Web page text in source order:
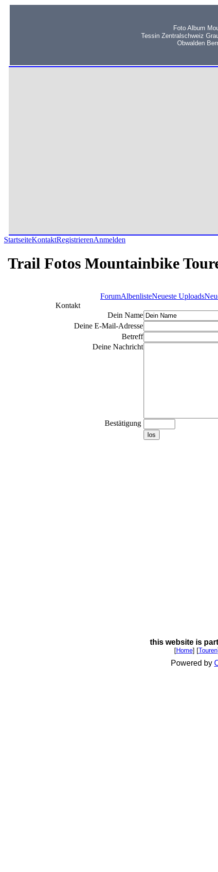
Foto Album
Tessin Zentralschweiz
Obwalden
StartseiteKontaktRegistrierenAnmelden
Trail Fotos Mountainbike
ForumAlbenlisteNeueste Uploads
Kontakt
Dein Name
Deine E-Mail-Adresse
Betreff
Deine Nachricht
Bestätigung
los
this website is
[Home] [Touren
Powered by